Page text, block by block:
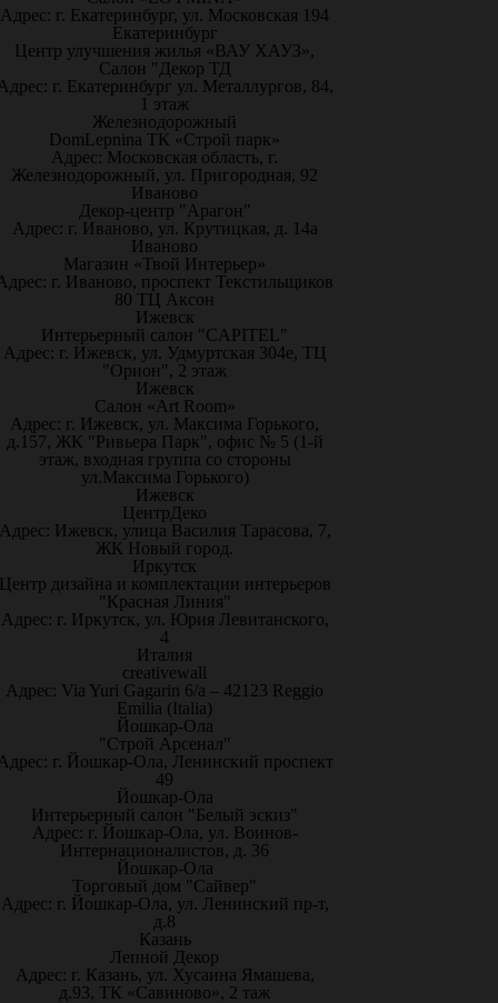
Адрес: г. Екатеринбург, ул. Московская 194
Екатеринбург
Центр улучшения жилья «ВАУ ХАУЗ»,
Салон "Декор ТД
г. Екатеринбург ул. Металлургов, 84,
1 этаж
Железнодорожный
DomLepnina ТК «Строй парк»
Адрес: Московская область, г.
Железнодорожный, ул. Пригородная, 92
Иваново
Декор-центр "Арагон"
Адрес: г. Иваново, ул. Крутицкая, д. 14а
Иваново
Магазин «Твой Интерьер»
г. Иваново, проспект Текстильщиков
80 ТЦ Аксон
Ижевск
Интерьерный салон "CAPITEL"
Адрес: г. Ижевск, ул. Удмуртская 304е, ТЦ
"Орион", 2 этаж
Ижевск
Салон «Art Room»
Адрес: г. Ижевск, ул. Максима Горького,
д.157, ЖК "Ривьера Парк", офис № 5 (1-й
этаж, входная группа со стороны
ул.Максима Горького)
Ижевск
ЦентрДеко
Ижевск, улица Василия Тарасова, 7,
ЖК Новый город.
Иркутск
дизайна и комплектации интерьеров
"Красная Линия"
Адрес: г. Иркутск, ул. Юрия Левитанского,
4
Италия
creativewall
Адрес: Via Yuri Gagarin 6/a – 42123 Reggio
Emilia (Italia)
Йошкар-Ола
"Строй Арсенал"
г. Йошкар-Ола, Ленинский проспект
49
Йошкар-Ола
Интерьерный салон "Белый эскиз"
Адрес: г. Йошкар-Ола, ул. Воинов-
Интернационалистов, д. 36
Йошкар-Ола
Торговый дом "Сайвер"
Адрес: г. Йошкар-Ола, ул. Ленинский пр-т,
д.8
Казань
Лепной Декор
Адрес: г. Казань, ул. Хусаина Ямашева,
д.93, ТК «Савиново», 2 таж